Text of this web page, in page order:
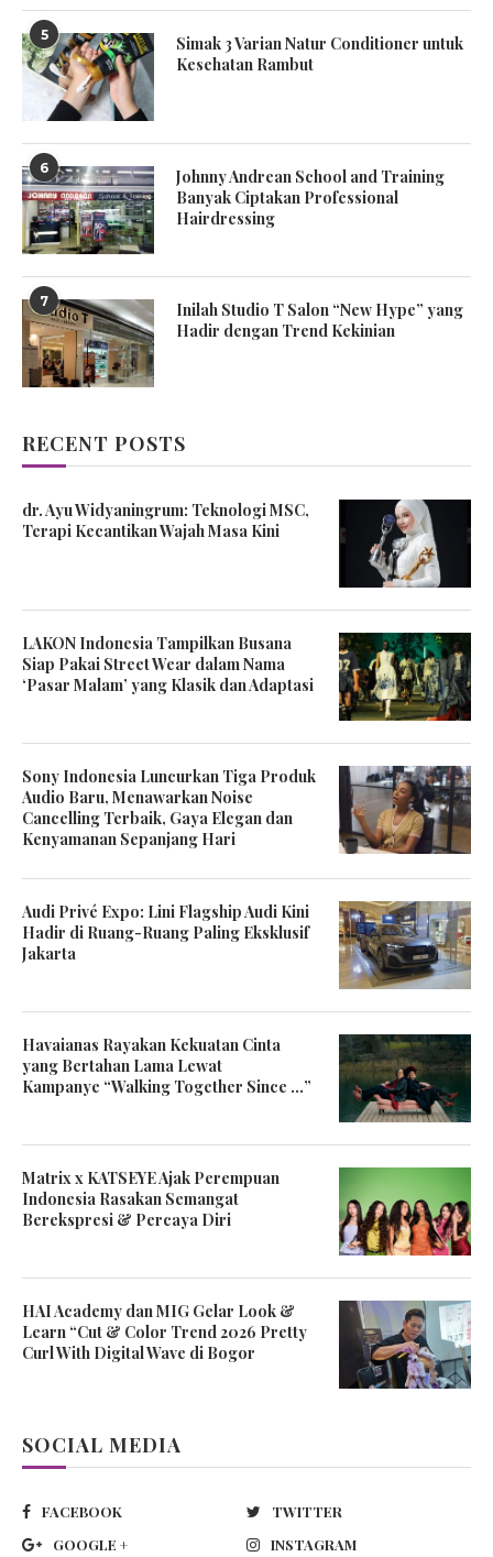
5
Simak 3 Varian Natur Conditioner untuk
Kesehatan Rambut
6
Johnny Andrean School and Training
Banyak Ciptakan Professional
Hairdressing
7
Inilah Studio T Salon “New Hype” yang
Hadir dengan Trend Kekinian
RECENT POSTS
dr. Ayu Widyaningrum: Teknologi MSC,
Terapi Kecantikan Wajah Masa Kini
LAKON Indonesia Tampilkan Busana
Siap Pakai Street Wear dalam Nama
‘Pasar Malam’ yang Klasik dan Adaptasi
Sony Indonesia Luncurkan Tiga Produk
Audio Baru, Menawarkan Noise
Cancelling Terbaik, Gaya Elegan dan
Kenyamanan Sepanjang Hari
Audi Privé Expo: Lini Flagship Audi Kini
Hadir di Ruang-Ruang Paling Eksklusif
Jakarta
Havaianas Rayakan Kekuatan Cinta
yang Bertahan Lama Lewat
Kampanye “Walking Together Since …”
Matrix x KATSEYE Ajak Perempuan
Indonesia Rasakan Semangat
Berekspresi & Percaya Diri
HAI Academy dan MIG Gelar Look &
Learn “Cut & Color Trend 2026 Pretty
Curl With Digital Wave di Bogor
SOCIAL MEDIA
FACEBOOK
TWITTER
GOOGLE +
INSTAGRAM